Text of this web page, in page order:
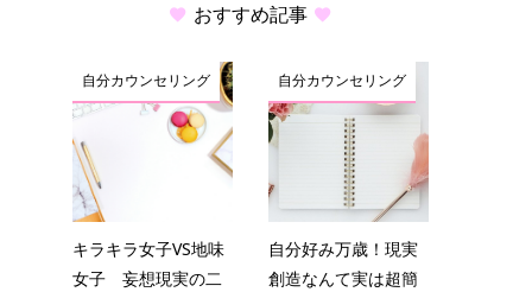
おすすめ記事
自分カウンセリング
キラキラ女子VS地味
女子 妄想現実の二
自分カウンセリング
自分好み万歳！現実
創造なんて実は超簡